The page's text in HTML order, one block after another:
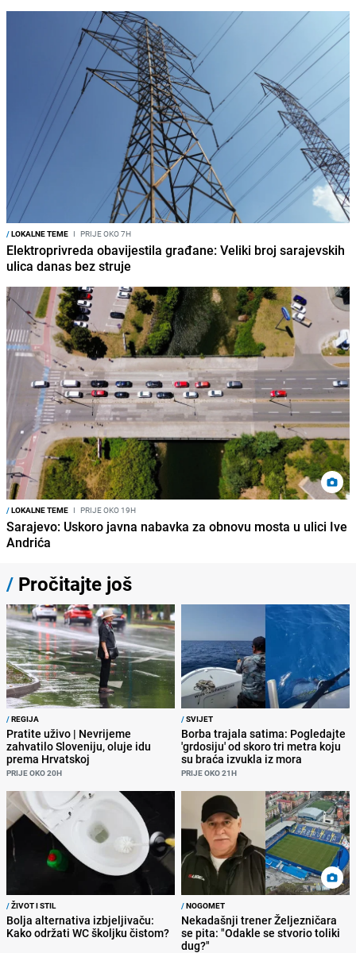
/LOKALNE TEME I PRIJE OKO 7H
Elektroprivreda obavijestila građane: Veliki broj sarajevskih
ulica danas bez struje
/LOKALNE TEME I PRIJE OKO 19H
Sarajevo: Uskoro javna nabavka za obnovu mosta u ulici Ive
Andrića
/ Pročitajte još
/REGIJA
Pratite uživo | Nevrijeme
zahvatilo Sloveniju, oluje idu
prema Hrvatskoj
PRIJE OKO 20H
/SVIJET
Borba trajala satima: Pogledajte
'grdosiju' od skoro tri metra koju
su braća izvukla iz mora
PRIJE OKO 21H
/ŽIVOT I STIL
Bolja alternativa izbjeljivaču:
Kako održati WC školjku čistom?
/NOGOMET
Nekadašnji trener Željezničara
se pita: "Odakle se stvorio toliki
dug?"